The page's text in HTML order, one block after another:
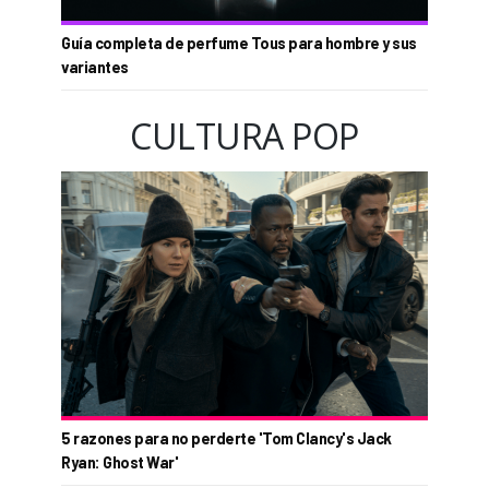
Guía completa de perfume Tous para hombre y sus
variantes
CULTURA POP
5 razones para no perderte 'Tom Clancy's Jack
Ryan: Ghost War'